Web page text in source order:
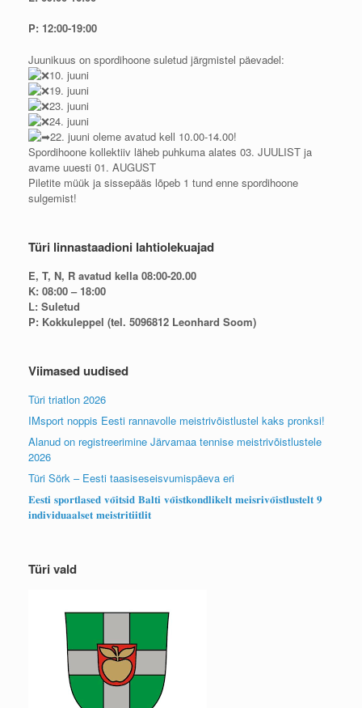
P: 12:00-19:00
Juunikuus on spordihoone suletud järgmistel päevadel:
10. juuni
19. juuni
23. juuni
24. juuni
22. juuni oleme avatud kell 10.00-14.00!
Spordihoone kollektiiv läheb puhkuma alates 03. JUULIST ja
avame uuesti 01. AUGUST
Piletite müük ja sissepääs lõpeb 1 tund enne spordihoone
sulgemist!
Türi linnastaadioni lahtiolekuajad
E, T, N, R avatud kella 08:00-20.00
K: 08:00 – 18:00
L: Suletud
P: Kokkuleppel (tel. 5096812 Leonhard Soom)
Viimased uudised
Türi triatlon 2026
IMsport noppis Eesti rannavolle meistrivõistlustel kaks pronksi!
Alanud on registreerimine Järvamaa tennise meistrivõistlustele
2026
Türi Sörk – Eesti taasiseseisvumispäeva eri
𝐄𝐞𝐬𝐭𝐢 𝐬𝐩𝐨𝐫𝐭𝐥𝐚𝐬𝐞𝐝 𝐯𝐨̃𝐢𝐭𝐬𝐢𝐝 𝐁𝐚𝐥𝐭𝐢 𝐯𝐨̃𝐢𝐬𝐭𝐤𝐨𝐧𝐝𝐥𝐢𝐤𝐞𝐥𝐭 𝐦𝐞𝐢𝐬𝐫𝐢𝐯𝐨̃𝐢𝐬𝐭𝐥𝐮𝐬𝐭𝐞𝐥𝐭 𝟗
𝐢𝐧𝐝𝐢𝐯𝐢𝐝𝐮𝐚𝐚𝐥𝐬𝐞𝐭 𝐦𝐞𝐢𝐬𝐭𝐫𝐢𝐭𝐢𝐢𝐭𝐥𝐢𝐭
Türi vald